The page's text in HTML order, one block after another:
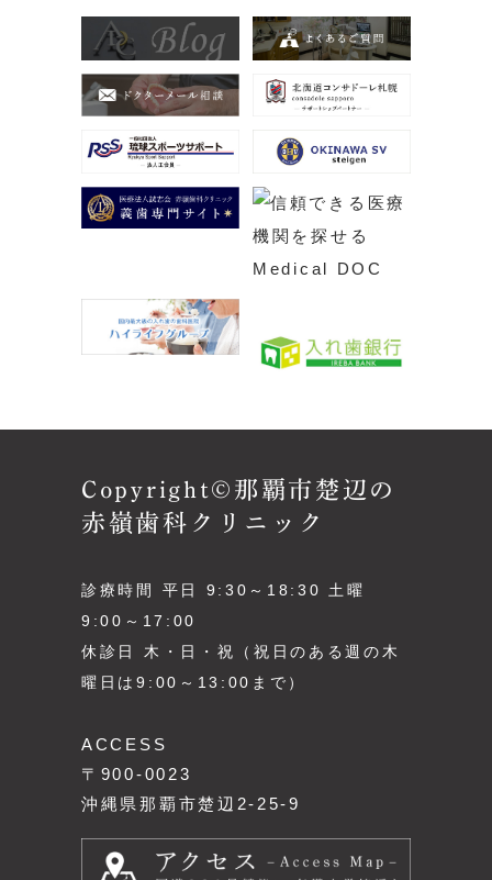
Copyright©那覇市楚辺の
赤嶺歯科クリニック
診療時間 平日 9:30～18:30 土曜
9:00～17:00
休診日 木・日・祝（祝日のある週の木
曜日は9:00～13:00まで）
ACCESS
〒900-0023
沖縄県那覇市楚辺2-25-9